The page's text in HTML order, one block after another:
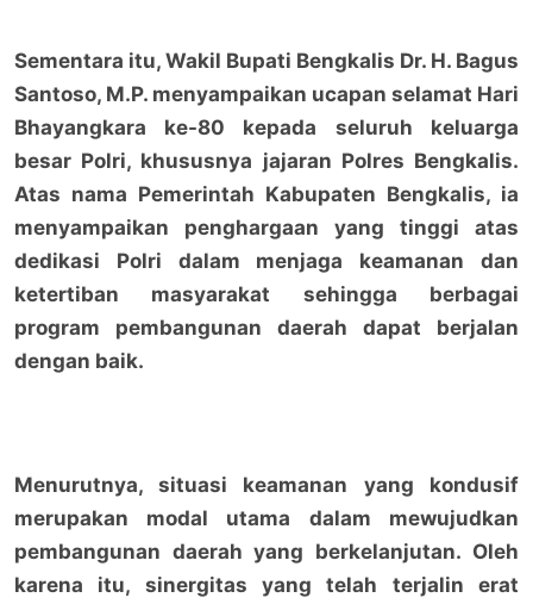
Sementara itu, Wakil Bupati Bengkalis Dr. H. Bagus
Santoso, M.P. menyampaikan ucapan selamat Hari
Bhayangkara ke-80 kepada seluruh keluarga
besar Polri, khususnya jajaran Polres Bengkalis.
Atas nama Pemerintah Kabupaten Bengkalis, ia
menyampaikan penghargaan yang tinggi atas
dedikasi Polri dalam menjaga keamanan dan
ketertiban masyarakat sehingga berbagai
program pembangunan daerah dapat berjalan
dengan baik.
Menurutnya, situasi keamanan yang kondusif
merupakan modal utama dalam mewujudkan
pembangunan daerah yang berkelanjutan. Oleh
karena itu, sinergitas yang telah terjalin erat